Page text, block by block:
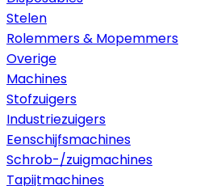
Stelen
Rolemmers & Mopemmers
Overige
Machines
Stofzuigers
Industriezuigers
Eenschijfsmachines
Schrob-/zuigmachines
Tapijtmachines